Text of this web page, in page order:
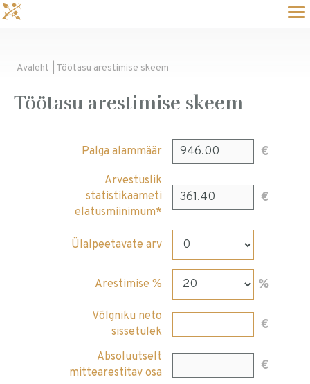
Avaleht | Töötasu arestimise skeem
Töötasu arestimise skeem
Palga alammäär €
Arvestuslik
statistikaameti
elatusmiinimum*
€
Ülalpeetavate arv
Arestimise % %
Võlgniku neto
sissetulek
€
Absoluutselt
mittearestitav osa
€